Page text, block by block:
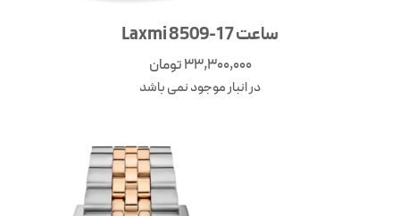
ساعت Laxmi 8509-17
33,300,000تومان
در انبار موجود نمی باشد